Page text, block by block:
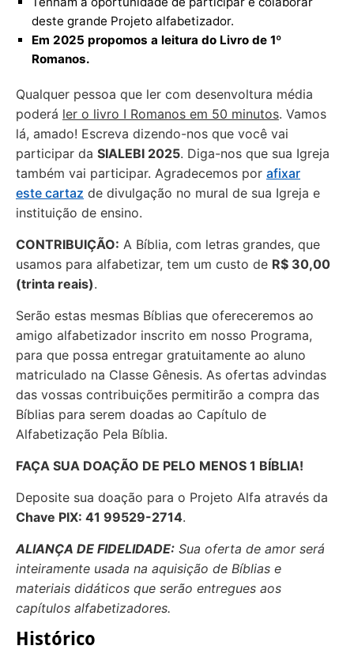
deste grande Projeto alfabetizador.
Em 2025 propomos a leitura do Livro de 1º
Romanos.
Qualquer pessoa que ler com desenvoltura média
poderá ler o livro I Romanos em 50 minutos. Vamos
lá, amado! Escreva dizendo-nos que você vai
participar da SIALEBI 2025. Diga-nos que sua Igreja
também vai participar. Agradecemos por afixar
este cartaz de divulgação no mural de sua Igreja e
instituição de ensino.
CONTRIBUIÇÃO: A Bíblia, com letras grandes, que
usamos para alfabetizar, tem um custo de R$ 30,00
(trinta reais).
Serão estas mesmas Bíblias que ofereceremos ao
amigo alfabetizador inscrito em nosso Programa,
para que possa entregar gratuitamente ao aluno
matriculado na Classe Gênesis. As ofertas advindas
das vossas contribuições permitirão a compra das
Bíblias para serem doadas ao Capítulo de
Alfabetização Pela Bíblia.
FAÇA SUA DOAÇÃO DE PELO MENOS 1 BÍBLIA!
Deposite sua doação para o Projeto Alfa através da
Chave PIX: 41 99529-2714.
ALIANÇA DE FIDELIDADE: Sua oferta de amor será
inteiramente usada na aquisição de Bíblias e
materiais didáticos que serão entregues aos
capítulos alfabetizadores.
Histórico